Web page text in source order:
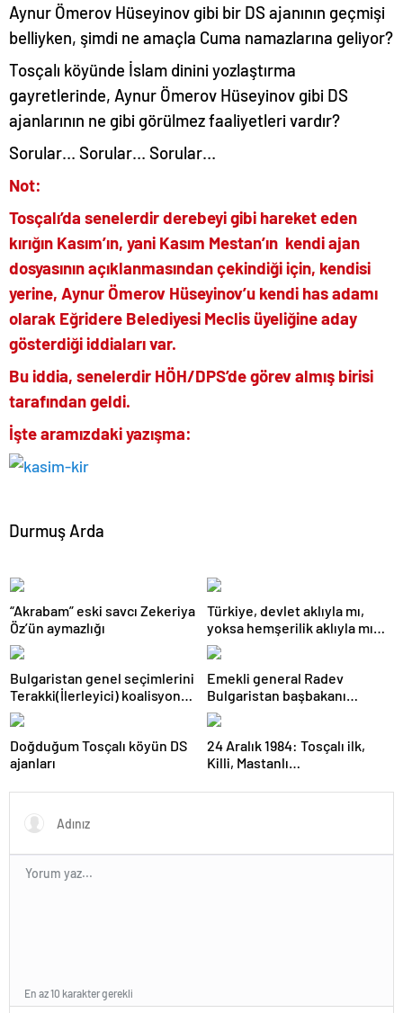
Aynur Ömerov Hüseyinov gibi bir DS ajanının geçmişi
belliyken, şimdi ne amaçla Cuma namazlarına geliyor?
Tosçalı köyünde İslam dinini yozlaştırma
gayretlerinde, Aynur Ömerov Hüseyinov gibi DS
ajanlarının ne gibi görülmez faaliyetleri vardır?
Sorular… Sorular… Sorular…
Not:
Tosçalı’da senelerdir derebeyi gibi hareket eden
kırığın Kasım’ın, yani Kasım Mestan’ın kendi ajan
dosyasının açıklanmasından çekindiği için, kendisi
yerine, Aynur Ömerov Hüseyinov’u kendi has adamı
olarak Eğridere Belediyesi Meclis üyeliğine aday
gösterdiği iddiaları var.
Bu iddia, senelerdir HÖH/DPS’de görev almış birisi
tarafından geldi.
İşte aramızdaki yazışma:
Durmuş Arda
“Akrabam” eski savcı Zekeriya
Öz’ün aymazlığı
Türkiye, devlet aklıyla mı,
yoksa hemşerilik aklıyla mı
yönetiliyor?
Bulgaristan genel seçimlerini
Terakki(İlerleyici) koalisyonu
kazandı
Emekli general Radev
Bulgaristan başbakanı
olabilecek mi?
Doğduğum Tosçalı köyün DS
ajanları
24 Aralık 1984: Tosçalı ilk,
Killi, Mastanlı…
En az 10 karakter gerekli